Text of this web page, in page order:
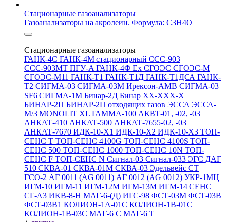
Стационарные газоанализаторы
Газоанализаторы на акролеин. Формула: C3H4O
Стационарные газоанализаторы
ГАНК-4С ГАНК-4М стационарный ССС-903
ССС-903МТ ПГУ-А ГАНК-4Ф Ex СГОЭС СГОЭС-М
СГОЭС-М11 ГАНК-Т1 ГАНК-Т1Д ГАНК-Т1ДСА ГАНК-
Т2 СИГМА-03 СИГМА-03М Ирексон-АМВ СИГМА-03
SF6 СИГМА-1М Бинар-2Д Бинар ХХ-ХХХ-Х
БИНАР-2П БИНАР-2П отходящих газов ЭССА ЭССА-
М/3 MONOLIT XL ГАММА-100 АКВТ-01, -02, -03
АНКАТ-410 АНКАТ-500 АНКАТ-7655-02, -03
АНКАТ-7670 ИДК-10-Х1 ИДК-10-Х2 ИДК-10-Х3 ТОП-
СЕНС Т ТОП-СЕНС 4100G ТОП-СЕНС 4100S ТОП-
СЕНС 500 ТОП-СЕНС 1000 ТОП-СЕНС 10N ТОП-
СЕНС F ТОП-СЕНС N Сигнал-03 Сигнал-033 ЭГС ДАГ
510 СКВА-01 СКВА-01М СКВА-03 Эдельвейс СТ
ГСО-2 АГ 0011 (AG 0011) АГ 0012 (AG 0012) УКР-1МЦ
ИГМ-10 ИГМ-11 ИГМ-12М ИГМ-13М ИГМ-14 СЕНС
СГ-А3 ИКВ-8-Н МАГ-6-(Д) ИГС-98 ФСТ-03М ФСТ-03В
ФСТ-03В1 КОЛИОН-1А-01С КОЛИОН-1В-01С
КОЛИОН-1В-03С МАГ-6 С МАГ-6 Т